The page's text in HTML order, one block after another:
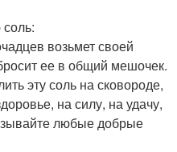
возьмет своей
ее в общий мешочек.
эту соль на сковороде,
на силу, на удачу,
любые добрые